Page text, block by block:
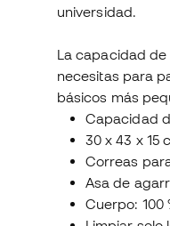
universidad.
La capacidad
necesitas para
básicos más
Capacidad
30 x 43 x 15
Correas
Asa de
Cuerpo: 100